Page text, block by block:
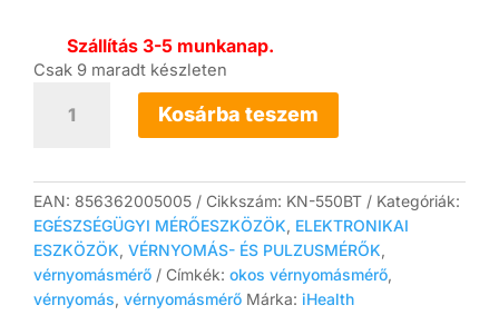
Szállítás 3-5 munkanap.
Csak 9 maradt készleten
Track
Kosárba teszem
EAN: 856362005005 Cikkszám: KN-550BT
Kategóriák:
EGÉSZSÉGÜGYI MÉRŐESZKÖZÖK, ELEKTRONIKAI
ESZKÖZÖK, VÉRNYOMÁS- ÉS PULZUSMÉRŐK,
vérnyomásmérő
Címkék: okos vérnyomásmérő,
vérnyomás, vérnyomásmérő Márka: iHealth